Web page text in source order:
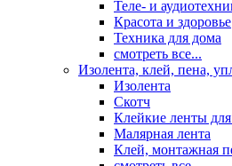
Теле- и
Красота и здоровье
Техника для дома
смотреть все...
Изолента, клей, пена,
Изолента
Скотч
Клейкие ленты для
Малярная лента
Клей, монтажная